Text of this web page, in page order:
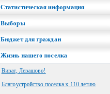
Cтатистическая информация
Выборы
Бюджет для граждан
Жизнь нашего поселка
Виват, Левашово!
Благоустройство поселка к 110 летию